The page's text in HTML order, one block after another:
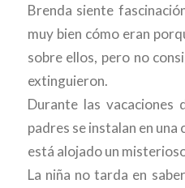
Brenda siente
muy bien cómo eran
sobre ellos, pero no
extinguieron.
Durante las vacaciones
padres se instalan en
está alojado un
La niña no tarda en